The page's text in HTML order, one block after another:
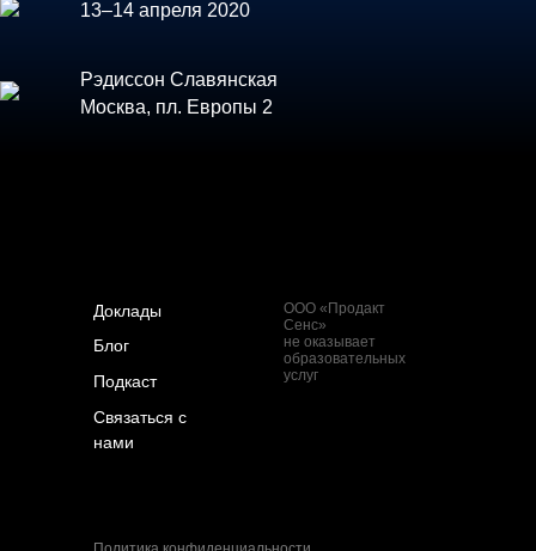
13–14 апреля 2020
Рэдиссон Славянская
Москва, пл. Европы 2
Доклады
Блог
Подкаст
Связаться с
нами
ООО «Продакт
Сенс»
не оказывает
образовательных
услуг